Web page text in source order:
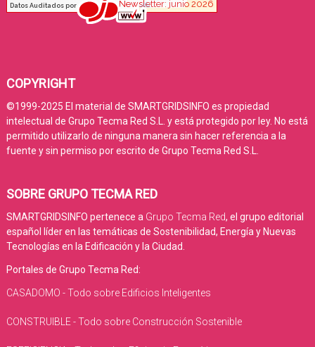
COPYRIGHT
©1999-2025 El material de SMARTGRIDSINFO es propiedad
intelectual de Grupo Tecma Red S.L. y está protegido por ley. No está
permitido utilizarlo de ninguna manera sin hacer referencia a la
fuente y sin permiso por escrito de Grupo Tecma Red S.L.
SOBRE GRUPO TECMA RED
SMARTGRIDSINFO pertenece a Grupo Tecma Red, el grupo editorial
español líder en las temáticas de Sostenibilidad, Energía y Nuevas
Tecnologías en la Edificación y la Ciudad.
Portales de Grupo Tecma Red:
CASADOMO - Todo sobre Edificios Inteligentes
CONSTRUIBLE - Todo sobre Construcción Sostenible